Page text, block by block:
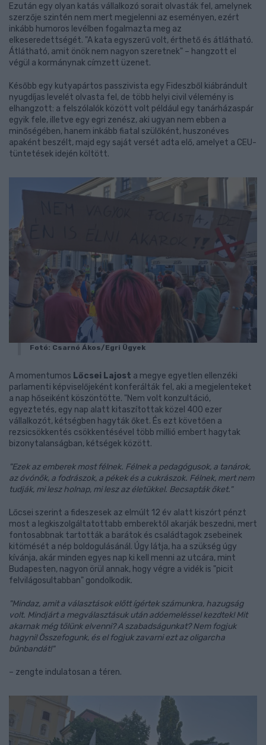
Ezután egy olyan katás vállalkozó sorait olvasták fel, amelynek
szerzője szintén nem mert megjelenni az eseményen, ezért
inkább humoros levélben fogalmazta meg az
elkeseredettségét. "A kata egyszerű volt, érthető és átlátható.
Átlátható, amit önök nem nagyon szeretnek" – hangzott el
végül a kormánynak címzett üzenet.
Később egy kutyapártos passzivista egy Fideszből kiábrándult
nyugdíjas levelét olvasta fel, de több helyi civil vélemény is
elhangzott: a felszólalók között volt például egy tanárházaspár
egyik fele, illetve egy egri zenész, aki ugyan nem ebben a
minőségében, hanem inkább fiatal szülőként, huszonéves
apaként beszélt, majd egy saját versét adta elő, amelyet a CEU-
tüntetések idején költött.
Fotó: Csarnó Ákos/Egri Ügyek
A momentumos Lőcsei Lajost a megye egyetlen ellenzéki
parlamenti képviselőjeként konferálták fel, aki a megjelenteket
a nap hőseiként köszöntötte. "Nem volt konzultáció,
egyeztetés, egy nap alatt kitaszítottak közel 400 ezer
vállalkozót, kétségben hagyták őket. És ezt követően a
rezsicsökkentés csökkentésével több millió embert hagytak
bizonytalanságban, kétségek között.
"Ezek az emberek most félnek. Félnek a pedagógusok, a tanárok,
az óvónők, a fodrászok, a pékek és a cukrászok. Félnek, mert nem
tudják, mi lesz holnap, mi lesz az életükkel. Becsapták őket."
Lőcsei szerint a fideszesek az elmúlt 12 év alatt kiszórt pénzt
most a legkiszolgáltatottabb emberektől akarják beszedni, mert
fontosabbnak tartották a barátok és családtagok zsebeinek
kitömését a nép boldogulásánál. Úgy látja, ha a szükség úgy
kívánja, akár minden egyes nap ki kell menni az utcára, mint
Budapesten, nagyon örül annak, hogy végre a vidék is "picit
felvilágosultabban" gondolkodik.
"Mindaz, amit a választások előtt ígértek számunkra, hazugság
volt. Mindjárt a megválasztásuk után adóemeléssel kezdtek! Mit
akarnak még tőlünk elvenni? A szabadságunkat? Nem fogjuk
hagyni! Összefogunk, és el fogjuk zavarni ezt az oligarcha
bűnbandát!"
– zengte indulatosan a téren.